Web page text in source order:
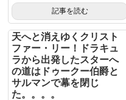
記事を読む
天へと消えゆくクリスト
ファー・リー！ドラキュ
ラから出発したスターへ
の道はドゥークー伯爵と
サルマンで幕を閉じ
た。。。。